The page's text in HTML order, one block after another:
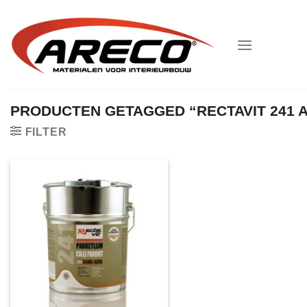
inhoud
PRODUCTEN GETAGGED “RECTAVIT 241
FILTER